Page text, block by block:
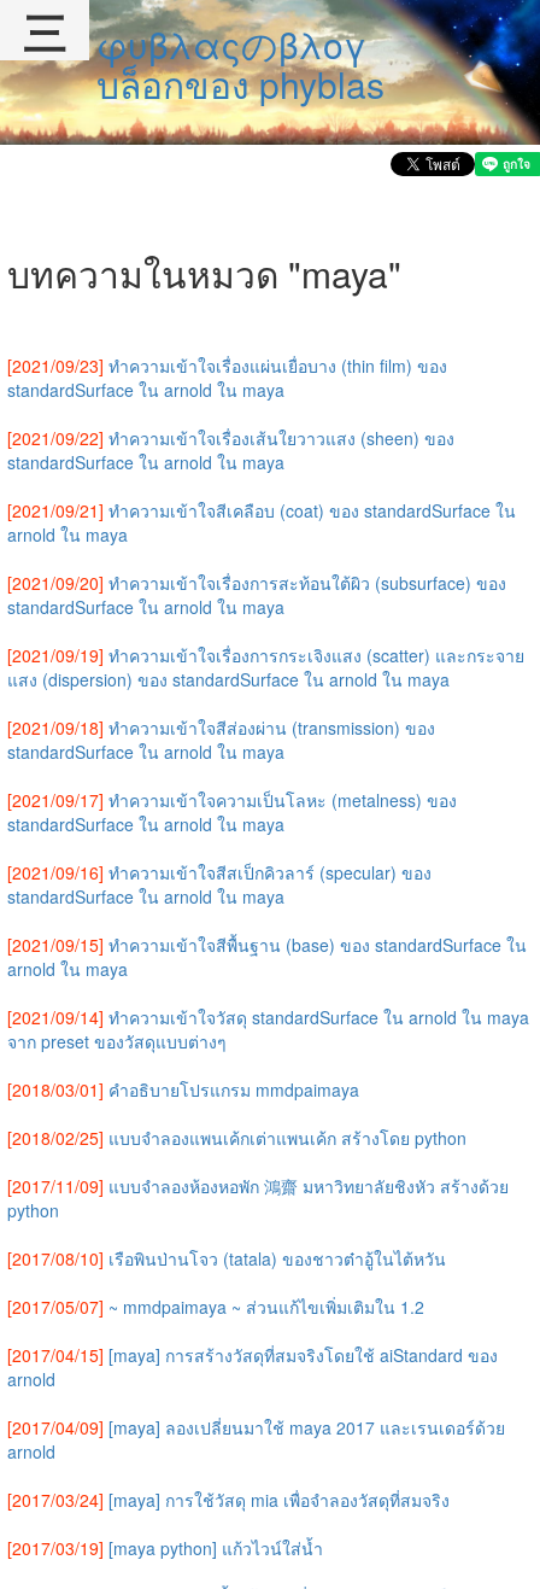
φυβλαςのβλογ
บล็อกของ phyblas
บทความในหมวด "maya"
[2021/09/23] ทำความเข้าใจเรื่องแผ่นเยื่อบาง (thin film) ของ
standardSurface ใน arnold ใน maya
[2021/09/22] ทำความเข้าใจเรื่องเส้นใยวาวแสง (sheen) ของ
standardSurface ใน arnold ใน maya
[2021/09/21] ทำความเข้าใจสีเคลือบ (coat) ของ standardSurface ใน
arnold ใน maya
[2021/09/20] ทำความเข้าใจเรื่องการสะท้อนใต้ผิว (subsurface) ของ
standardSurface ใน arnold ใน maya
[2021/09/19] ทำความเข้าใจเรื่องการกระเจิงแสง (scatter) และกระจาย
แสง (dispersion) ของ standardSurface ใน arnold ใน maya
[2021/09/18] ทำความเข้าใจสีส่องผ่าน (transmission) ของ
standardSurface ใน arnold ใน maya
[2021/09/17] ทำความเข้าใจความเป็นโลหะ (metalness) ของ
standardSurface ใน arnold ใน maya
[2021/09/16] ทำความเข้าใจสีสเป็กคิวลาร์ (specular) ของ
standardSurface ใน arnold ใน maya
[2021/09/15] ทำความเข้าใจสีพื้นฐาน (base) ของ standardSurface ใน
arnold ใน maya
[2021/09/14] ทำความเข้าใจวัสดุ standardSurface ใน arnold ใน maya
จาก preset ของวัสดุแบบต่างๆ
[2018/03/01] คำอธิบายโปรแกรม mmdpaimaya
[2018/02/25] แบบจำลองแพนเค้กเต่าแพนเค้ก สร้างโดย python
[2017/11/09] แบบจำลองห้องหอพัก 鴻齋 มหาวิทยาลัยชิงหัว สร้างด้วย
python
[2017/08/10] เรือพินป่านโจว (tatala) ของชาวต๋าอู้ในไต้หวัน
[2017/05/07] ~ mmdpaimaya ~ ส่วนแก้ไขเพิ่มเติมใน 1.2
[2017/04/15] [maya] การสร้างวัสดุที่สมจริงโดยใช้ aiStandard ของ
arnold
[2017/04/09] [maya] ลองเปลี่ยนมาใช้ maya 2017 และเรนเดอร์ด้วย
arnold
[2017/03/24] [maya] การใช้วัสดุ mia เพื่อจำลองวัสดุที่สมจริง
[2017/03/19] [maya python] แก้วไวน์ใส่น้ำ
三